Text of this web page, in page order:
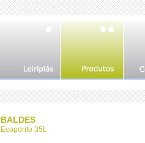
BALDES
Ecoponto 35L